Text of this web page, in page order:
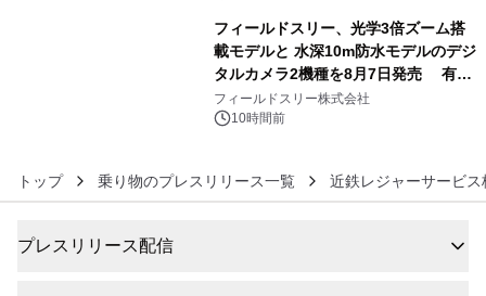
フィールドスリー、光学3倍ズーム搭
載モデルと 水深10m防水モデルのデジ
タルカメラ2機種を8月7日発売 有効
約1300万画素、用途別に選べるコンデ
ジ新登場
フィールドスリー株式会社
10時間前
トップ 乗り物のプレスリリース一覧 近鉄レジャーサービス
プレスリリース配信